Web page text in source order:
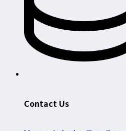
Contact Us